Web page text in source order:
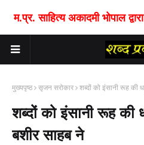
म.प्र. साहित्य अकादमी भोपाल
मुख्यपृष्ठ सृजन सरोकार शब्दों को इंसानी रूह की
शब्दों को इंसानी रूह की
बशीर साहब ने